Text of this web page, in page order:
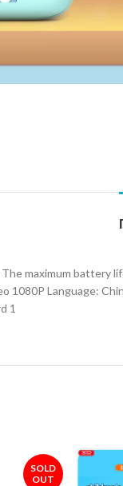
maximum battery
1080P Language:
1
SOLD
OUT